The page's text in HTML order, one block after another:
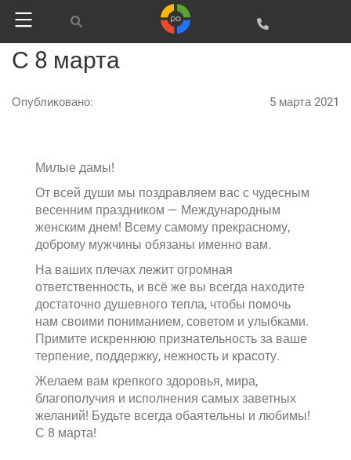
С 8 марта
Опубликовано: 5 марта 2021
Милые дамы!
От всей души мы поздравляем вас с чудесным
весенним праздником — Международным
женским днем! Всему самому прекрасному,
доброму мужчины обязаны именно вам.
На ваших плечах лежит огромная
ответственность, и всё же вы всегда находите
достаточно душевного тепла, чтобы помочь
нам своими пониманием, советом и улыбками.
Примите искреннюю признательность за ваше
терпение, поддержку, нежность и красоту.
Желаем вам крепкого здоровья, мира,
благополучия и исполнения самых заветных
желаний! Будьте всегда обаятельны и любимы!
С 8 марта!